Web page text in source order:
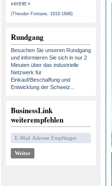
vertritt.»
(Theodor Fontane, 1819-1898)
Rundgang
Besuchen Sie unseren Rundgang
und informieren Sie sich in nur 2
Minuten über das industrielle
Netzwerk für
Einkauf/Beschaffung und
Entwicklung der Schweiz...
BusinessLink
weiterempfehlen